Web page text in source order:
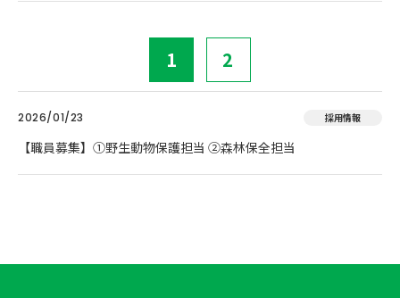
1 2
2026/01/23 採用情報
【職員募集】①野生動物保護担当 ②森林保全担当